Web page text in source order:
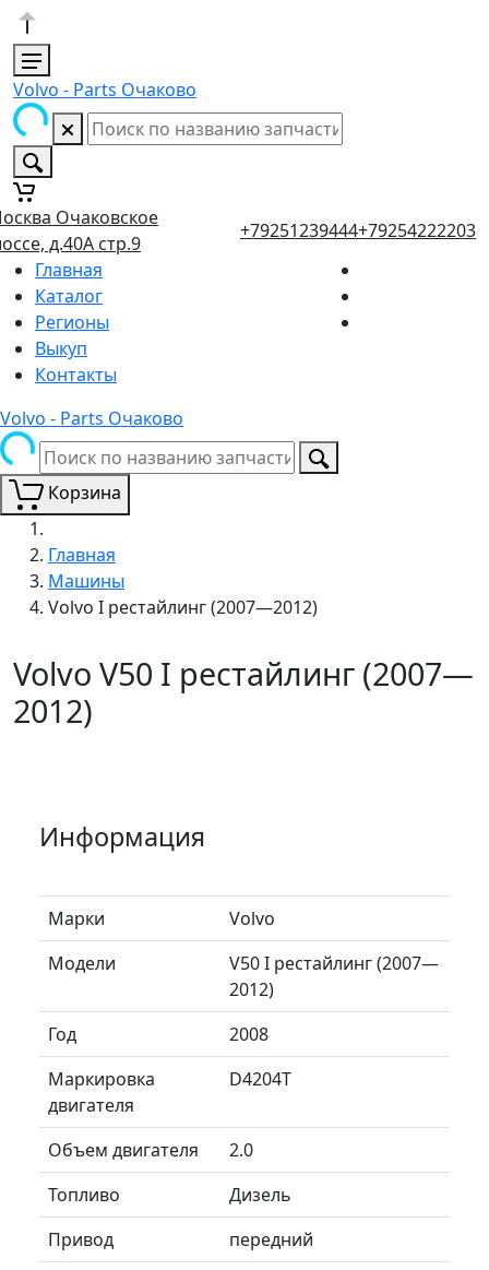
Volvo - Parts Очаково
Очаковское
д.40А стр.9
+79251239444+79254222203
Главная
Каталог
Регионы
Выкуп
Контакты
Volvo - Parts Очаково
Корзина
Главная
Машины
Volvo I рестайлинг (2007—2012)
Volvo V50 I рестайлинг (2007—
2012)
Информация
Марки
Volvo
Модели
V50 I рестайлинг (2007—
2012)
Год
2008
Маркировка
двигателя
D4204T
Объем двигателя
2.0
Топливо
Дизель
Привод
передний